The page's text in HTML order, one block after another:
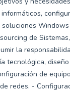
de
la
tecnológica,
de
redes. -